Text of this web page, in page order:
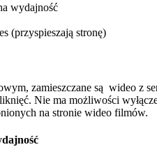
wydajność
(przyspieszają stronę)
zamieszczane są wideo z
Nie ma możliwości
na stronie wideo filmów.